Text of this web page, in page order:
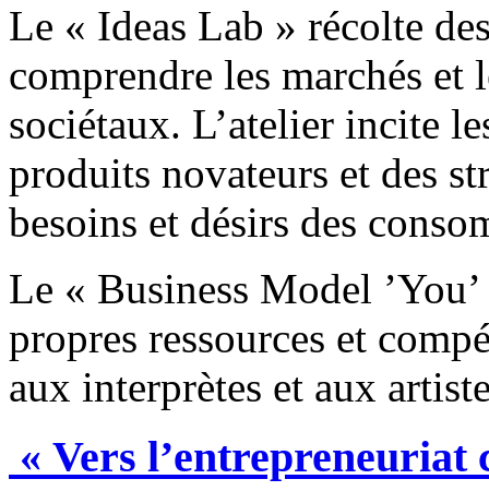
Le « Ideas Lab » récolte
comprendre les marchés et
sociétaux. L’atelier incite
produits novateurs et des
besoins et désirs des
Le « Business Model
propres ressources et
aux interprètes et aux
« Vers l’entrepreneuriat